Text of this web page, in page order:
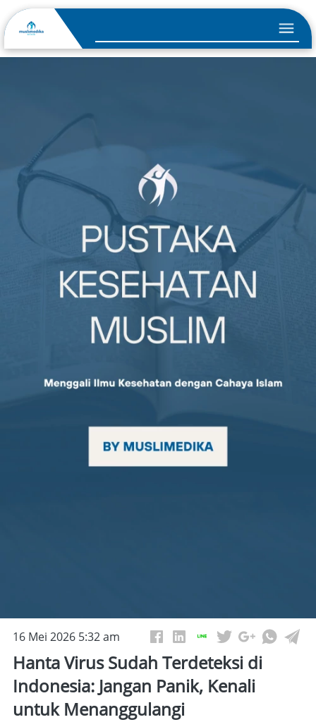
16 Mei 2026 5:32 am
Hanta Virus Sudah Terdeteksi di
Indonesia: Jangan Panik, Kenali
untuk Menanggulangi